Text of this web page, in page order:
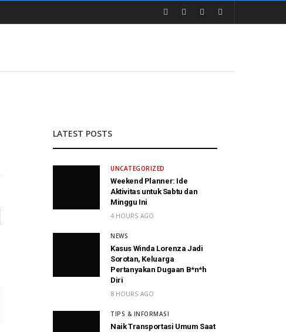
LATEST POSTS
UNCATEGORIZED
Weekend Planner: Ide
Aktivitas untuk Sabtu dan
Minggu Ini
4 HOURS AGO
NEWS
Kasus Winda Lorenza Jadi
Sorotan, Keluarga
Pertanyakan Dugaan B*n*h
Diri
8 HOURS AGO
TIPS & INFORMASI
Naik Transportasi Umum Saat